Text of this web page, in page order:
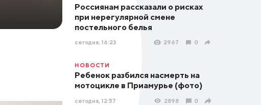
Россиянам рассказали о рисках
при нерегулярной смене
постельного белья
сегодня, 16:23 2967 0
НОВОСТИ
Ребенок разбился насмерть на
мотоцикле в Приамурье (фото)
сегодня, 12:57 2898 0